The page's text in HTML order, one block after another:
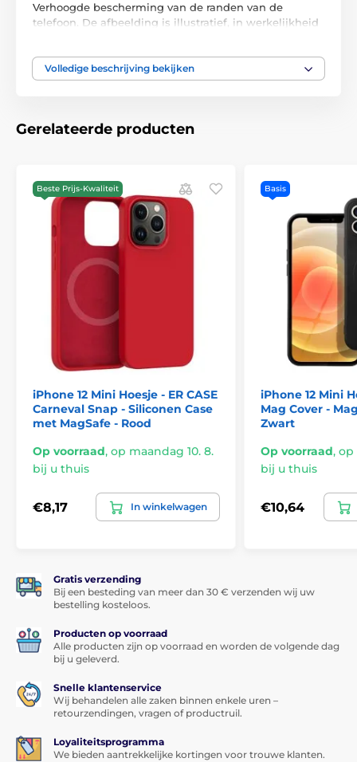
Verhoogde bescherming van de randen van de
telefoon. De afbeelding is illustratief, in werkelijkheid
Volledige beschrijving bekijken
Gerelateerde producten
Beste Prijs-Kwaliteit
iPhone 12 Mini Hoesje - ER CASE
Carneval Snap - Siliconen Case
met MagSafe - Rood
Op voorraad, op maandag 10. 8.
bij u thuis
€8,17 In winkelwagen
Basis
iPhone 12 Mini
Mag Cover -
Zwart
Op voorraad, op
bij u thuis
€10,64
Gratis verzending
Bij een besteding van meer dan 30 € verzenden wij uw
bestelling kosteloos.
Producten op voorraad
Alle producten zijn op voorraad en worden de volgende dag
bij u geleverd.
Snelle klantenservice
Wij behandelen alle zaken binnen enkele uren –
retourzendingen, vragen of productruil.
Loyaliteitsprogramma
We bieden aantrekkelijke kortingen voor trouwe klanten.